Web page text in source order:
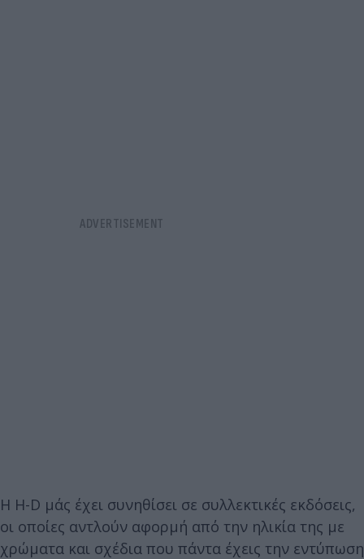
Η H-D μάς έχει συνηθίσει σε συλλεκτικές εκδόσεις,
οι οποίες αντλούν αφορμή από την ηλικία της με
χρώματα και σχέδια που πάντα έχεις την εντύπωση